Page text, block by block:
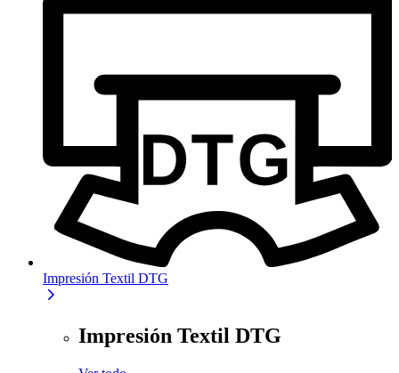
Impresión Textil DTG
Impresión Textil DTG